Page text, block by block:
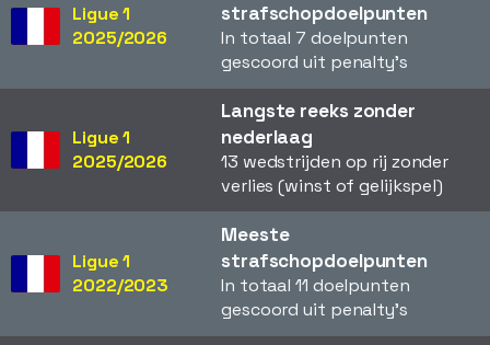
Ligue 1
2025/2026
strafschopdoelpunten
In totaal 7 doelpunten
gescoord uit penalty's
Ligue 1
2025/2026
Langste reeks zonder
nederlaag
13 wedstrijden op rij zonder
verlies (winst of gelijkspel)
Ligue 1
2022/2023
Meeste
strafschopdoelpunten
In totaal 11 doelpunten
gescoord uit penalty's